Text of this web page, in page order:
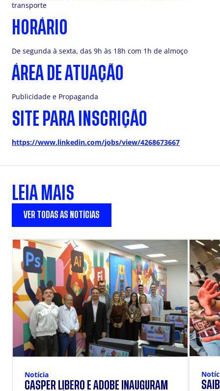
transporte
HORÁRIO
De segunda à sexta, das 9h às 18h com 1h de almoço
ÁREA DE ATUAÇÃO
Publicidade e Propaganda
SITE PARA INSCRIÇÃO
https://www.linkedin.com/jobs/view/4268673667
LEIA MAIS
VER TODAS AS NOTÍCIAS
Notícia
CÁSPER LÍBERO E ADOBE INAUGURAM